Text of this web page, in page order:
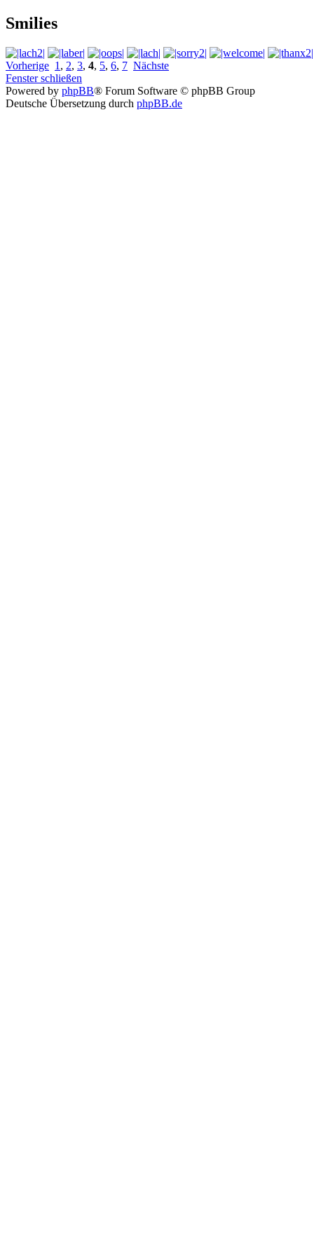
Smilies
Vorherige 1 , 2, 3, 4, 5, 6, 7 Nächste
Fenster schließen
Powered by phpBB® Forum Software © phpBB Group
Deutsche Übersetzung durch phpBB.de